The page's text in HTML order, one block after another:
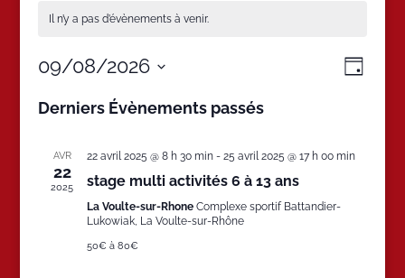
Il n’y a pas d’évènements à venir.
DE
Jour
09/08/2026
une
Derniers Évènements passés
AVR
22
2025
22 avril 2025 @ 8 h 30 min- 25 avril 2025 @ 17 h 00 min
stage multi activités 6 à 13 ans
La Voulte-sur-Rhone Complexe sportif Battandier-
Lukowiak, La Voulte-sur-Rhône
50€ à 80€